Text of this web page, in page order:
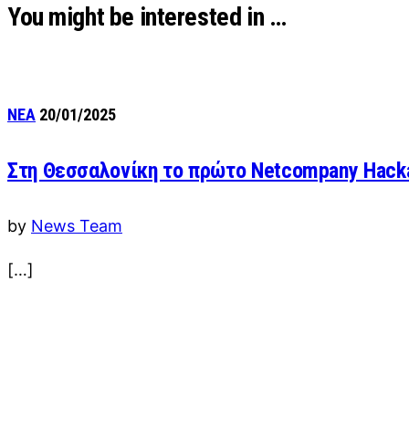
You might be interested in …
ΝΕΑ 20/01/2025
Στη Θεσσαλονίκη το πρώτο Netcompany
by News Team
[…]